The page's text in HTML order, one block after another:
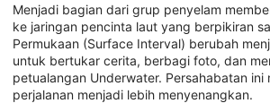
Menjadi bagian dari grup penyelam
ke jaringan pencinta laut yang berpikiran
Permukaan (Surface Interval) berubah
untuk bertukar cerita, berbagi foto, dan
petualangan Underwater. Persahabatan ini
perjalanan menjadi lebih menyenangkan.